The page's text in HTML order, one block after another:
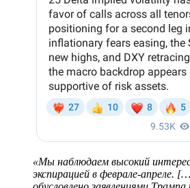
«Мы наблюдаем высокий
экспирацией в феврале-апреле.